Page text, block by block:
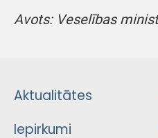
Avots: Veselības
Aktualitātes
Iepirkumi